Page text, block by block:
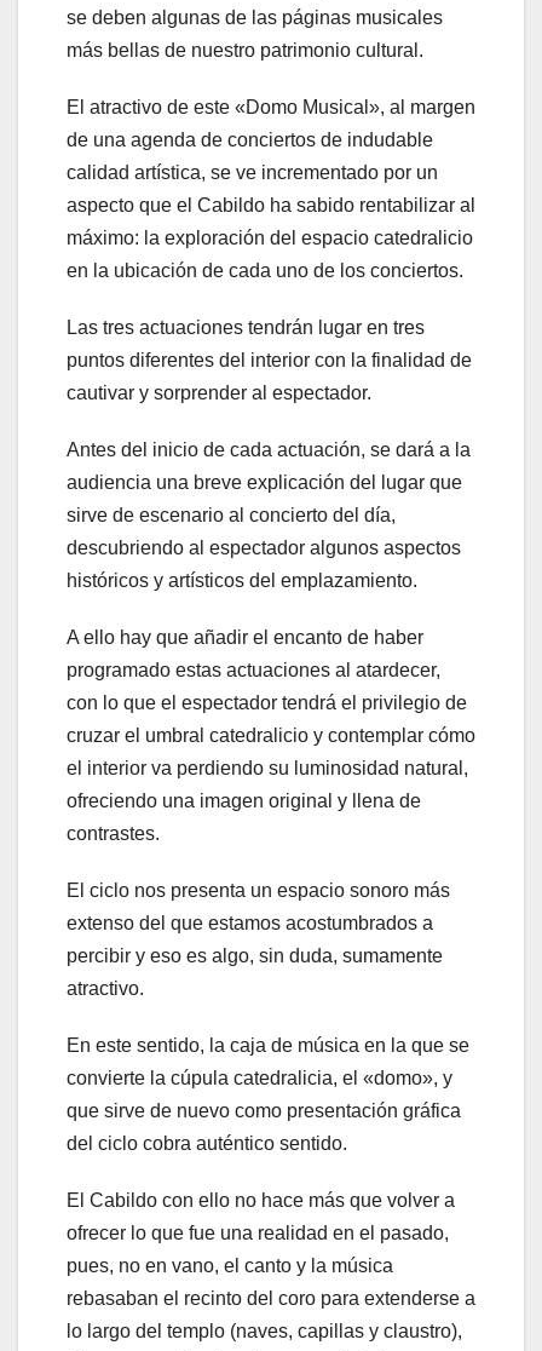
se deben algunas de las páginas musicales
más bellas de nuestro patrimonio cultural.
El atractivo de este «Domo Musical», al margen
de una agenda de conciertos de indudable
calidad artística, se ve incrementado por un
aspecto que el Cabildo ha sabido rentabilizar al
máximo: la exploración del espacio catedralicio
en la ubicación de cada uno de los conciertos.
Las tres actuaciones tendrán lugar en tres
puntos diferentes del interior con la finalidad de
cautivar y sorprender al espectador.
Antes del inicio de cada actuación, se dará a la
audiencia una breve explicación del lugar que
sirve de escenario al concierto del día,
descubriendo al espectador algunos aspectos
históricos y artísticos del emplazamiento.
A ello hay que añadir el encanto de haber
programado estas actuaciones al atardecer,
con lo que el espectador tendrá el privilegio de
cruzar el umbral catedralicio y contemplar cómo
el interior va perdiendo su luminosidad natural,
ofreciendo una imagen original y llena de
contrastes.
El ciclo nos presenta un espacio sonoro más
extenso del que estamos acostumbrados a
percibir y eso es algo, sin duda, sumamente
atractivo.
En este sentido, la caja de música en la que se
convierte la cúpula catedralicia, el «domo», y
que sirve de nuevo como presentación gráfica
del ciclo cobra auténtico sentido.
El Cabildo con ello no hace más que volver a
ofrecer lo que fue una realidad en el pasado,
pues, no en vano, el canto y la música
rebasaban el recinto del coro para extenderse a
lo largo del templo (naves, capillas y claustro),